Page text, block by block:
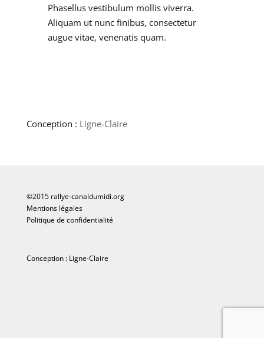
Phasellus vestibulum mollis viverra.
Aliquam ut nunc finibus, consectetur
augue vitae, venenatis quam.
Conception : Ligne-Claire
©2015 rallye-canaldumidi.org
Mentions légales
Politique de confidentialité
Conception : Ligne-Claire